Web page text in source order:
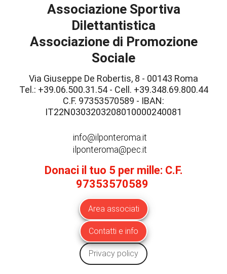
Associazione Sportiva
Dilettantistica
Associazione di Promozione
Sociale
Via Giuseppe De Robertis, 8 - 00143 Roma
Tel.: +39.06.500.31.54 - Cell. +39.348.69.800.44
C.F. 97353570589 - IBAN:
IT22N0303203208010000240081
info@ilponteroma.it
ilponteroma@pec.it
Donaci il tuo 5 per mille: C.F.
97353570589
Area associati
Contatti e info
Privacy policy